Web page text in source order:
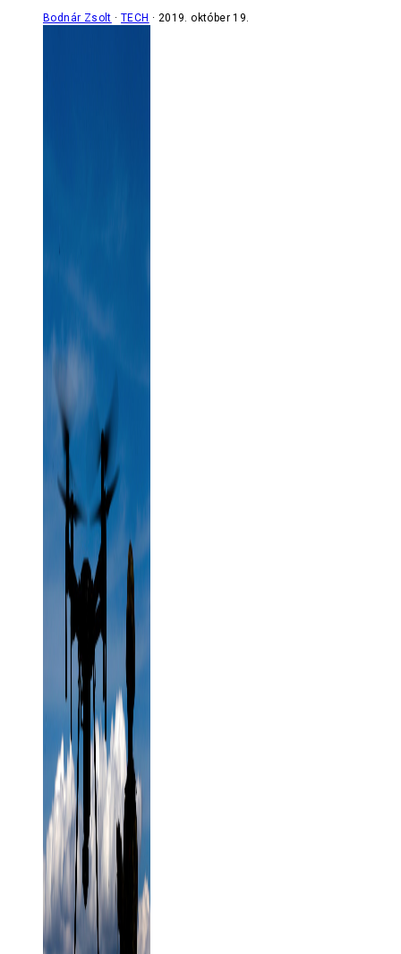
Bodnár Zsolt TECH 2019. október 19.